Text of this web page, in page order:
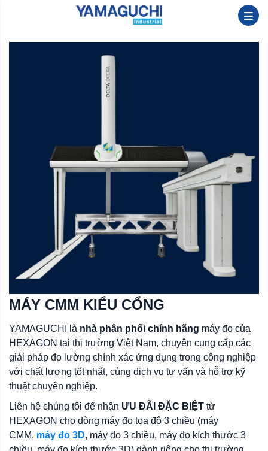
MÁY CMM KIỂU CỔNG
YAMAGUCHI là nhà phân phối chính hãng máy đo của
HEXAGON tại thị trường Việt Nam, chuyên cung cấp các
giải pháp đo lường chính xác ứng dụng trong công nghiệp
với chất lượng tốt nhất, cùng dịch vụ tư vấn và hỗ trợ kỹ
thuật chuyên nghiệp.
Liên hệ chúng tôi để nhận ƯU ĐÃI ĐẶC BIỆT từ
HEXAGON cho dòng máy đo tọa độ 3 chiều (máy
CMM, máy đo 3D, máy đo 3 chiều, máy đo kích thước 3